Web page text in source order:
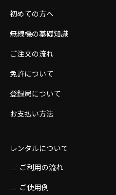
初めての方へ
無線機の基礎知識
ご注文の流れ
免許について
登録局について
お支払い方法
レンタルについて
ご利用の流れ
ご使用例